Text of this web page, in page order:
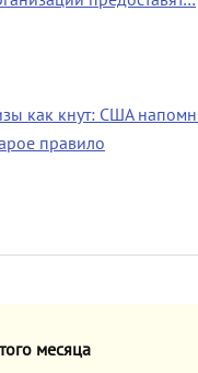
как кнут: США
правило
месяца